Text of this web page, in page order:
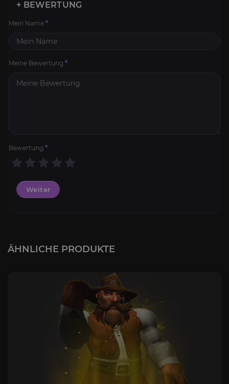
+ BEWERTUNG
Mein Name *
Meine Bewertung *
Bewertung *
Weiter
ÄHNLICHE PRODUKTE